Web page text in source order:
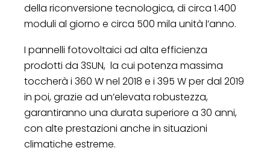
della riconversione tecnologica, di circa 1.400
moduli al giorno e circa 500 mila unità l’anno.
I pannelli fotovoltaici ad alta efficienza
prodotti da 3SUN, la cui potenza massima
toccherà i 360 W nel 2018 e i 395 W per dal 2019
in poi, grazie ad un’elevata robustezza,
garantiranno una durata superiore a 30 anni,
con alte prestazioni anche in situazioni
climatiche estreme.